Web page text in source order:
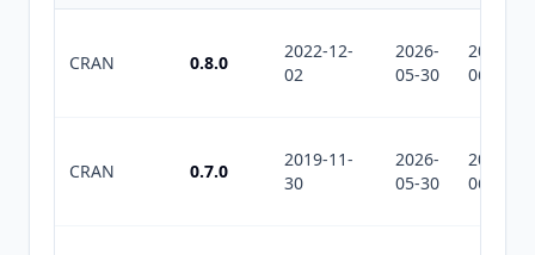
CRAN 0.8.0
2022-12-
02
2026-
05-30
2026-
06-23
CRAN 0.7.0
2019-11-
30
2026-
05-30
2026-
06-23